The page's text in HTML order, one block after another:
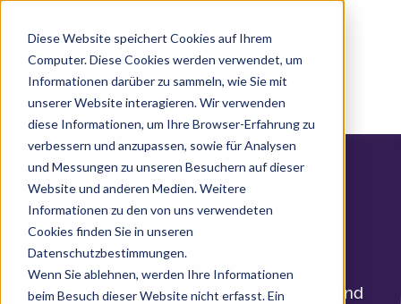
Diese Website speichert Cookies auf Ihrem
Computer. Diese Cookies werden verwendet, um
Informationen darüber zu sammeln, wie Sie mit
unserer Website interagieren. Wir verwenden
diese Informationen, um Ihre Browser-Erfahrung zu
verbessern und anzupassen, sowie für Analysen
und Messungen zu unseren Besuchern auf dieser
Website und anderen Medien. Weitere
Informationen zu den von uns verwendeten
Cookies finden Sie in unseren
Datenschutzbestimmungen.
Wenn Sie ablehnen, werden Ihre Informationen
beim Besuch dieser Website nicht erfasst. Ein
DE
Webinare & Videos
In unseren Webinaren und Videos
präsentieren wir Ihnen Tipps und Tricks rund